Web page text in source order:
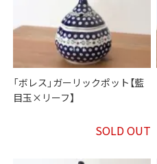
「ボレス」ガーリックポット【藍
目玉×リーフ】
SOLD OUT